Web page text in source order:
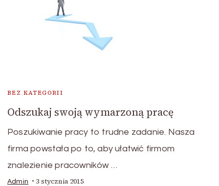
BEZ KATEGORII
Odszukaj swoją wymarzoną pracę
Poszukiwanie pracy to trudne zadanie. Nasza
firma powstała po to, aby ułatwić firmom
znalezienie pracowników …
Admin 3 stycznia 2015